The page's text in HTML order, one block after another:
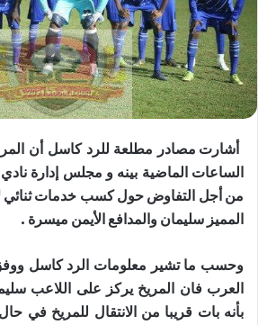
أشارت مصادر مطلعة للرد كاسل أن
الساعات الماضية بينه و مجلس إدارة
من أجل التفاوض حول كسب خدمات ثنائي
المميز سليمان والمدافع الأيمن ميسرة .
وحسب ما تشير معلومات الرد كاسل
العرب فان المريخ يركز على اللاعب
بأنه بات قريبا من الانتقال للمريخ في